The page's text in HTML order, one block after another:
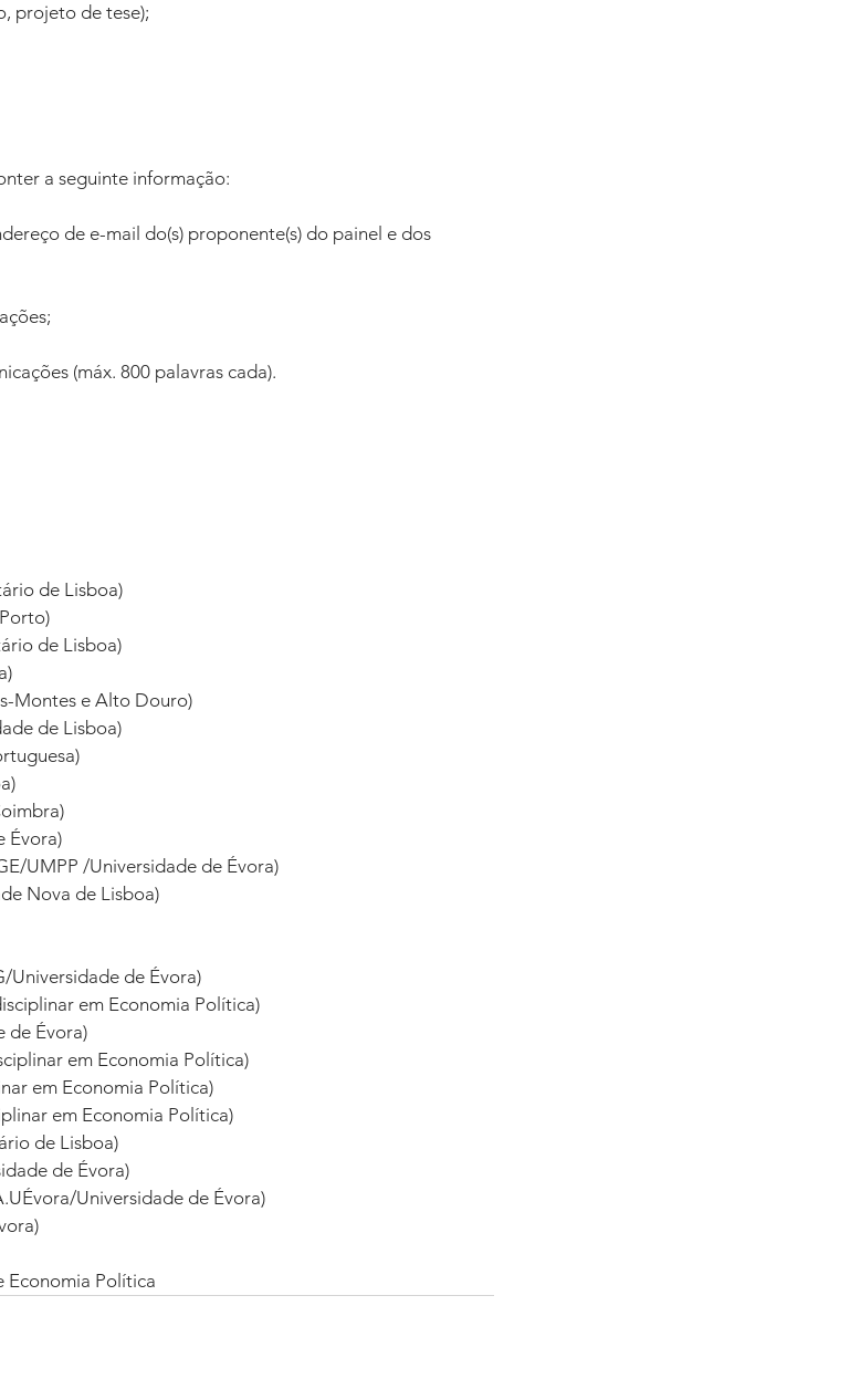
projeto de tese);
a seguinte informação:
de e-mail do(s) proponente(s) do painel e dos
(máx. 800 palavras cada).
de Lisboa)
de Lisboa)
Montes e Alto Douro)
de Lisboa)
Évora)
UMPP /Universidade de Évora)
Nova de Lisboa)
Universidade de Évora)
em Economia Política)
de Évora)
em Economia Política)
em Economia Política)
em Economia Política)
de Lisboa)
de Évora)
Universidade de Évora)
Economia Política